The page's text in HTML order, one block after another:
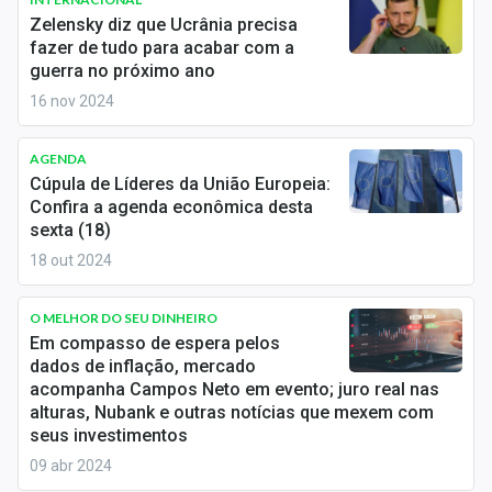
Economia
Empresas
Brasil
Política
Colunas
Internacional
Marketing
Tecnologia
Conteúdo de Marca
Zelensky diz que Ucrânia precisa
fazer de tudo para acabar com a
guerra no próximo ano
16 nov 2024
AGENDA
Cúpula de Líderes da União Europeia:
Confira a agenda econômica desta
sexta (18)
18 out 2024
O MELHOR DO SEU DINHEIRO
Em compasso de espera pelos
dados de inflação, mercado
acompanha Campos Neto em evento; juro real nas
alturas, Nubank e outras notícias que mexem com
seus investimentos
09 abr 2024